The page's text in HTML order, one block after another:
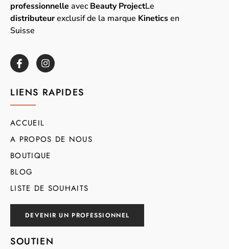
professionnelle avec Beauty ProjectLe
distributeurexclusif de la marque Kineticsen
Suisse
LIENS RAPIDES
ACCUEIL
A PROPOS DE NOUS
BOUTIQUE
BLOG
LISTE DE SOUHAITS
DEVENIR UN PROFESSIONNEL
SOUTIEN